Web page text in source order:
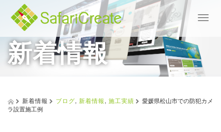
T
n
v
新着情報
新着情報 ブログ, 新着情報, 施工実績
愛媛県松山市での防犯カメ
ラ設置施工例